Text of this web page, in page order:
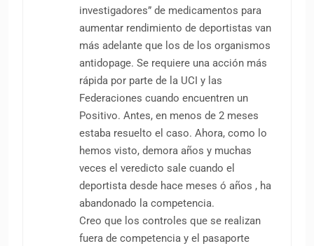
investigadores” de medicamentos para
aumentar rendimiento de deportistas van
más adelante que los de los organismos
antidopage. Se requiere una acción más
rápida por parte de la UCI y las
Federaciones cuando encuentren un
Positivo. Antes, en menos de 2 meses
estaba resuelto el caso. Ahora, como lo
hemos visto, demora años y muchas
veces el veredicto sale cuando el
deportista desde hace meses ó años , ha
abandonado la competencia.
Creo que los controles que se realizan
fuera de competencia y el pasaporte